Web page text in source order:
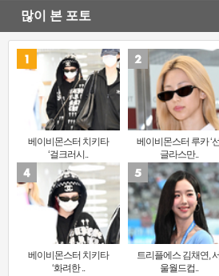
많이 본 포토
베이비몬스터 치키타
‘걸크러시..
베이비몬스터 루카 ‘
글라스만..
베이비몬스터 치키타
‘화려한 ..
트리플에스 김채연,
울월드컵..